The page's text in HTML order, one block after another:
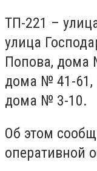
ТП-221 –
улица
Попова, дома
дома № 41-61,
дома № 3-10.
Об этом
оперативной